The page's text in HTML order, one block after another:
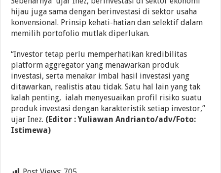
hijau juga sama dengan berinvestasi di sektor usaha
konvensional. Prinsip kehati-hatian dan selektif dalam
memilih portofolio mutlak diperlukan.
“Investor tetap perlu memperhatikan kredibilitas
platform aggregator yang menawarkan produk
investasi, serta menakar imbal hasil investasi yang
ditawarkan, realistis atau tidak. Satu hal lain yang tak
kalah penting, ialah menyesuaikan profil risiko suatu
produk investasi dengan karakteristik setiap investor,”
ujar Inez. (Editor : Yuliawan Andrianto/adv/Foto:
Istimewa)